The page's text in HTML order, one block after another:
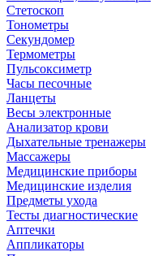
Стетоскоп
Тонометры
Секундомер
Термометры
Пульсоксиметр
Часы песочные
Ланцеты
Весы электронные
Анализатор крови
Дыхательные тренажеры
Массажеры
Медицинские приборы
Медицинские изделия
Предметы ухода
Тесты диагностические
Аптечки
Аппликаторы